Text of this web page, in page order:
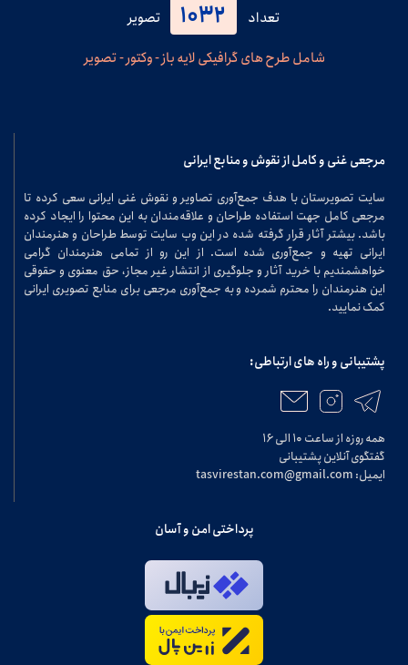
تعداد 1032
تصویر
شامل طرح های گرافیکی لایه باز - وکتور - تصویر
مرجعی غنی و کامل از نقوش و منابع ایرانی
سایت تصویرستان با هدف جمع‌آوری تصاویر و نقوش غنی ایرانی سعی کرده تا
مرجعی کامل جهت استفاده طراحان و علاقه‌مندان به این محتوا را ایجاد کرده
باشد. بیشتر آثار قرار گرفته شده در این وب سایت توسط طراحان و هنرمندان
ایرانی تهیه و جمع‌آوری شده است. از این رو از تمامی هنرمندان گرامی
خواهشمندیم با خرید آثار و جلوگیری از انتشار غیر مجاز، حق معنوی و حقوقی
این هنرمندان را محترم شمرده و به جمع‌آوری مرجعی برای منابع تصویری ایرانی
کمک نمایید.
پشتیبانی و راه های ارتباطی:
همه روزه از ساعت ۱۰ الی ۱۶
گفتگوی آنلاین پشتیبانی
ایمیل: tasvirestan.com@gmail.com
پرداختی امن و آسان